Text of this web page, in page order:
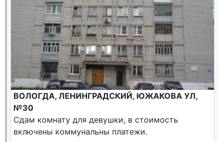
ВОЛОГДА, ЛЕНИНГРАДСКИЙ, ЮЖАКОВА УЛ,
№30
Сдам комнату для девушки, в стоимость
включены коммунальны платежи.